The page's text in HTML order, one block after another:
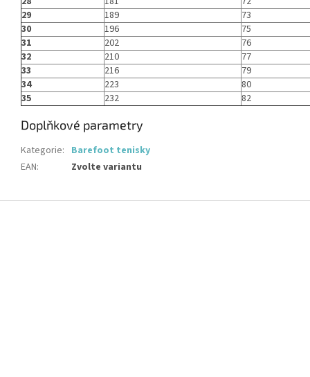
29
189
73
30
196
75
31
202
76
32
210
77
33
216
79
34
223
80
35
232 82
Doplňkové parametry
Kategorie: Barefoot tenisky
EAN: Zvolte variantu